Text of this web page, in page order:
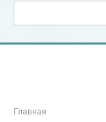
Поиск:
Главная